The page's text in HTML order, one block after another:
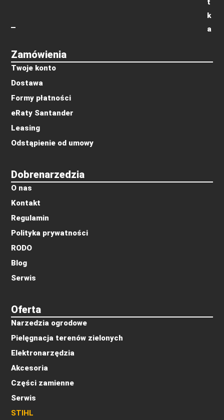
Oferta
Narzedzia ogrodowe
Pielęgnacja terenów zielonych
Elektronarzędzia
Akcesoria
Części zamienne
Serwis
STIHL
Dobrenarzedzia
O nas
Kontakt
Regulamin
Polityka prywatności
RODO
Blog
Serwis
Zamówienia
Twoje konto
Dostawa
Formy płatności
eRaty Santander
Leasing
Odstąpienie od umowy
t
k
a